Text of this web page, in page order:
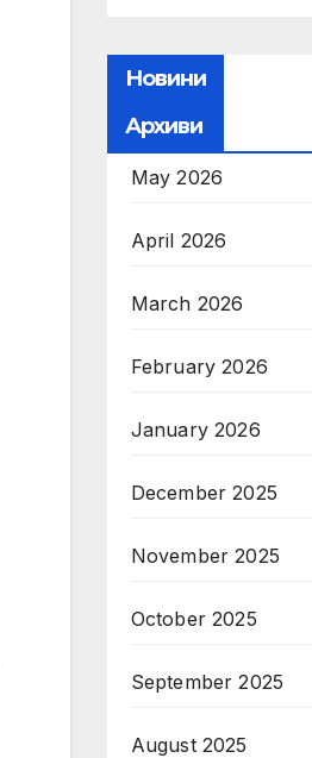
Новини
Архиви
May 2026
April 2026
March 2026
February 2026
January 2026
December 2025
November 2025
October 2025
September 2025
August 2025